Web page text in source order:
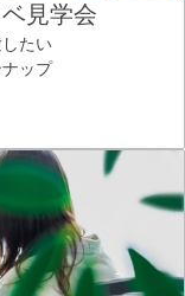
見学会
たい
ップ